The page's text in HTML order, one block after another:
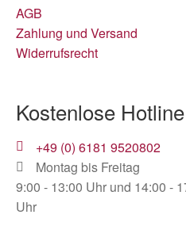
AGB
Zahlung und Versand
Widerrufsrecht
Kostenlose Hotline
+49 (0) 6181 9520802
Montag bis Freitag
9:00 - 13:00 Uhr und 14:00 -
Uhr